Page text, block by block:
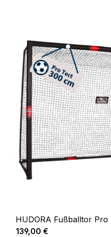
HUDORA Fußballtor Pro
Regulärer Preis:
139,00 €